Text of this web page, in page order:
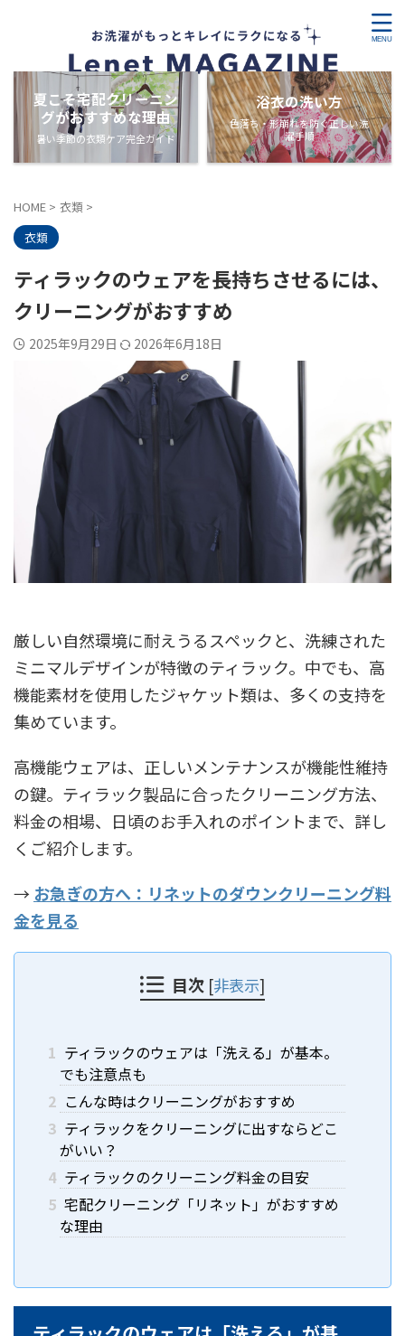
夏こそ宅配クリーニン
グがおすすめな理由
暑い季節の衣類ケア完全ガイド
浴衣の洗い方
色落ち・形崩れを防ぐ正しい洗
濯手順
HOME > 衣類 >
衣類
ティラックのウェアを長持ちさせるには、
クリーニングがおすすめ
2025年9月29日 2026年6月18日
厳しい自然環境に耐えうるスペックと、洗練された
ミニマルデザインが特徴のティラック。中でも、高
機能素材を使用したジャケット類は、多くの支持を
集めています。
高機能ウェアは、正しいメンテナンスが機能性維持
の鍵。ティラック製品に合ったクリーニング方法、
料金の相場、日頃のお手入れのポイントまで、詳し
くご紹介します。
→ お急ぎの方へ：リネットのダウンクリーニング料
金を見る
目次 [非表示]
1 ティラックのウェアは「洗える」が基本。
でも注意点も
2 こんな時はクリーニングがおすすめ
3 ティラックをクリーニングに出すならどこ
がいい？
4 ティラックのクリーニング料金の目安
5 宅配クリーニング「リネット」がおすすめ
な理由